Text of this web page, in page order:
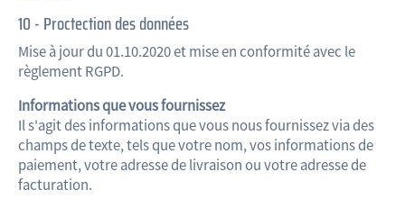
10 - Proctection des données
Mise à jour du 01.10.2020 et mise en conformité avec le
règlement RGPD.
Informations que vous fournissez
Il s'agit des informations que vous nous fournissez via des
champs de texte, tels que votre nom, vos informations de
paiement, votre adresse de livraison ou votre adresse de
facturation.